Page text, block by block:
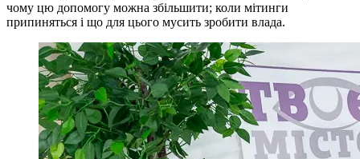
чому цю допомогу можна збільшити; коли мітинги
припиняться і що для цього мусить зробити влада.